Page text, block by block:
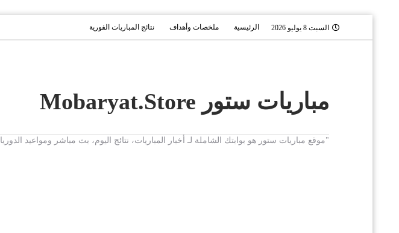
السبت 8 يوليو 2026 الرئيسية ملخصات وأهداف نتائج المباريات الفورية
مباريات ستور Mobaryat.Store
"موقع مباريات ستور هو بوابتك الشاملة لـ أخبار المباريات، نتائج اليوم، بث مباشر